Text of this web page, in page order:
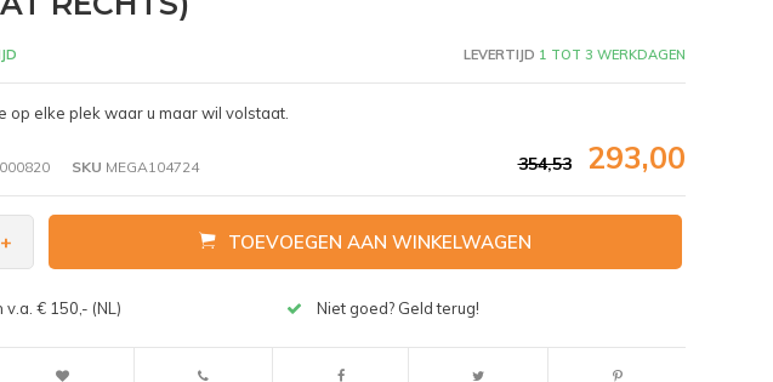
LEVERTIJD 1 TOT 3 WERKDAGEN
op elke plek waar u maar wil volstaat.
SKU MEGA104724 354,53 293,00
+ TOEVOEGEN AAN WINKELWAGEN
€ 150,- (NL) Niet goed? Geld terug!